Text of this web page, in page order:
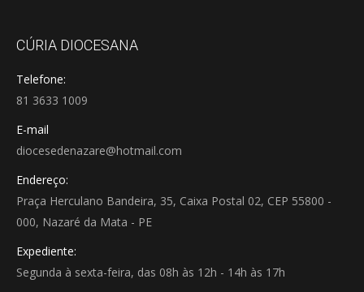
CÚRIA DIOCESANA
Telefone:
81 3633 1009
E-mail
diocesedenazare@hotmail.com
Endereço:
Praça Herculano Bandeira, 35, Caixa Postal 02, CEP 55800 -
000, Nazaré da Mata - PE
Expediente:
Segunda à sexta-feira, das 08h às 12h - 14h às 17h